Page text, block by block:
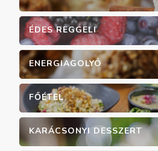
ÉDES REGGELI
ENERGIAGOLYÓ
FŐÉTEL
KARÁCSONYI DESSZERT